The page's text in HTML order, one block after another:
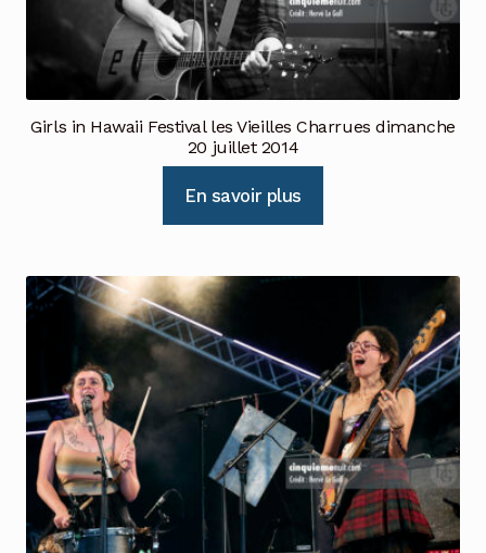
Girls in Hawaii Festival les Vieilles Charrues dimanche
20 juillet 2014
En savoir plus